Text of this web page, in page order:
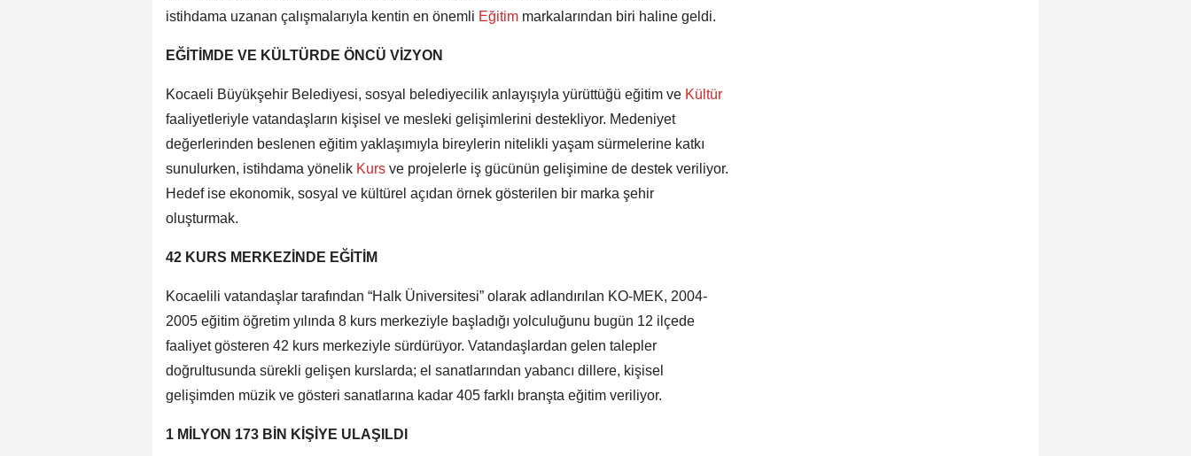
istihdama uzanan çalışmalarıyla kentin en önemli Eğitim markalarından biri haline geldi.
EĞİTİMDE VE KÜLTÜRDE ÖNCÜ VİZYON
Kocaeli Büyükşehir Belediyesi, sosyal belediyecilik anlayışıyla yürüttüğü eğitim ve Kültür
faaliyetleriyle vatandaşların kişisel ve mesleki gelişimlerini destekliyor. Medeniyet
değerlerinden beslenen eğitim yaklaşımıyla bireylerin nitelikli yaşam sürmelerine katkı
sunulurken, istihdama yönelik Kurs ve projelerle iş gücünün gelişimine de destek veriliyor.
Hedef ise ekonomik, sosyal ve kültürel açıdan örnek gösterilen bir marka şehir
oluşturmak.
42 KURS MERKEZİNDE EĞİTİM
Kocaelili vatandaşlar tarafından “Halk Üniversitesi” olarak adlandırılan KO-MEK, 2004-
2005 eğitim öğretim yılında 8 kurs merkeziyle başladığı yolculuğunu bugün 12 ilçede
faaliyet gösteren 42 kurs merkeziyle sürdürüyor. Vatandaşlardan gelen talepler
doğrultusunda sürekli gelişen kurslarda; el sanatlarından yabancı dillere, kişisel
gelişimden müzik ve gösteri sanatlarına kadar 405 farklı branşta eğitim veriliyor.
1 MİLYON 173 BİN KİŞİYE ULAŞILDI